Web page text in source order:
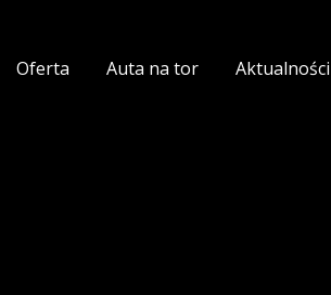
Oferta Auta na tor Aktualności